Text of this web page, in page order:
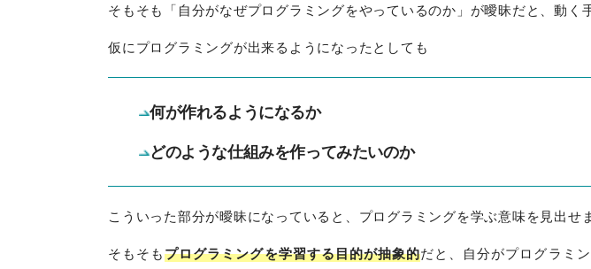
そもそも「自分がなぜプログラミングをやっているのか」が曖昧だと、動く
仮にプログラミングが出来るようになったとしても
何が作れるようになるか
どのような仕組みを作ってみたいのか
こういった部分が曖昧になっていると、プログラミングを学ぶ意味を見出せ
そもそもプログラミングを学習する目的が抽象的だと、自分がプログラミ